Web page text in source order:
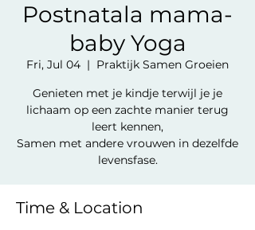
Postnatala mama-
baby Yoga
Fri, Jul 04
  |
Praktijk Samen Groeien
Genieten met je kindje terwijl je je
lichaam op een zachte manier terug
leert kennen,
Samen met andere vrouwen in dezelfde
levensfase.
Time & Location